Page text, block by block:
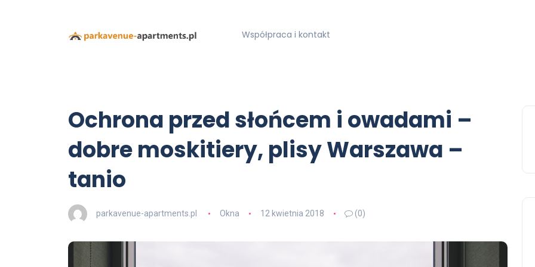
Współpraca i kontakt
Ochrona przed słońcem i owadami –
dobre moskitiery, plisy Warszawa –
tanio
parkavenue-apartments.pl Okna 12 kwietnia 2018 (0)